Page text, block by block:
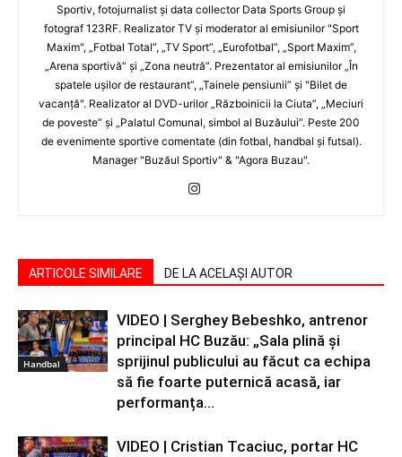
Sportiv, fotojurnalist şi data collector Data Sports Group şi
fotograf 123RF. Realizator TV şi moderator al emisiunilor "Sport
Maxim", „Fotbal Total”, „TV Sport”, „Eurofotbal”, „Sport Maxim”,
„Arena sportivă” şi „Zona neutră”. Prezentator al emisiunilor „În
spatele uşilor de restaurant”, „Tainele pensiunii” şi "Bilet de
vacanţă". Realizator al DVD-urilor „Războinicii la Ciuta”, „Meciuri
de poveste” şi „Palatul Comunal, simbol al Buzăului”. Peste 200
de evenimente sportive comentate (din fotbal, handbal şi futsal).
Manager "Buzăul Sportiv" & "Agora Buzau".
ARTICOLE SIMILARE DE LA ACELAȘI AUTOR
Handbal
VIDEO | Serghey Bebeshko, antrenor
principal HC Buzău: „Sala plină și
sprijinul publicului au făcut ca echipa
să fie foarte puternică acasă, iar
performanța...
VIDEO | Cristian Tcaciuc, portar HC